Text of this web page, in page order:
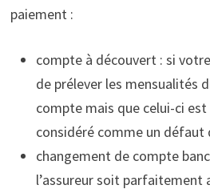
paiement :
compte à découvert : si
de prélever les mensualités
compte mais que celui-ci
considéré comme un défaut
changement de compte
l’assureur soit parfaitement